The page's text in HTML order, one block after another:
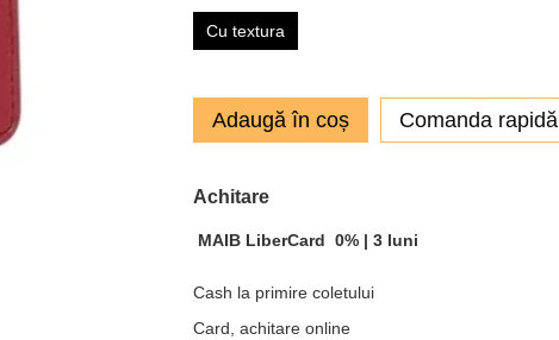
Cu textura
Adaugă în coș Comanda rapidă
Achitare
MAIB LiberCard 0% |3 luni
Cash la primire coletului
Card, achitare online